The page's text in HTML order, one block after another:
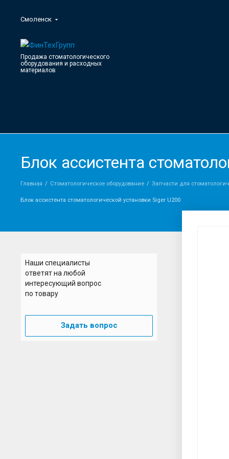
Смоленск
Продажа стоматологического
оборудования и расходных
материалов
Блок ассистента
Главная Стоматологическое оборудование Запчасти для
Блок ассистента стоматологической установки Siger U200
Наши специалисты
ответят на любой
интересующий вопрос
по товару
Задать вопрос